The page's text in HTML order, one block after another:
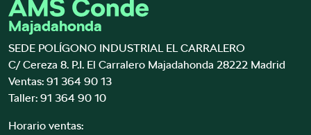
Majadahonda
SEDE POLÍGONO INDUSTRIAL EL CARRALERO
C/ Cereza 8. P.I. El Carralero Majadahonda 28222 Madrid
Ventas: 91 364 90 13
Taller: 91 364 90 10
Horario ventas: